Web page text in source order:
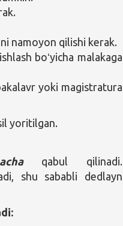
namoyon qilishi kerak.
boʻyicha malakaga
yoki magistratura
yoritilgan.
qabul qilinadi.
shu sababli dedlayn